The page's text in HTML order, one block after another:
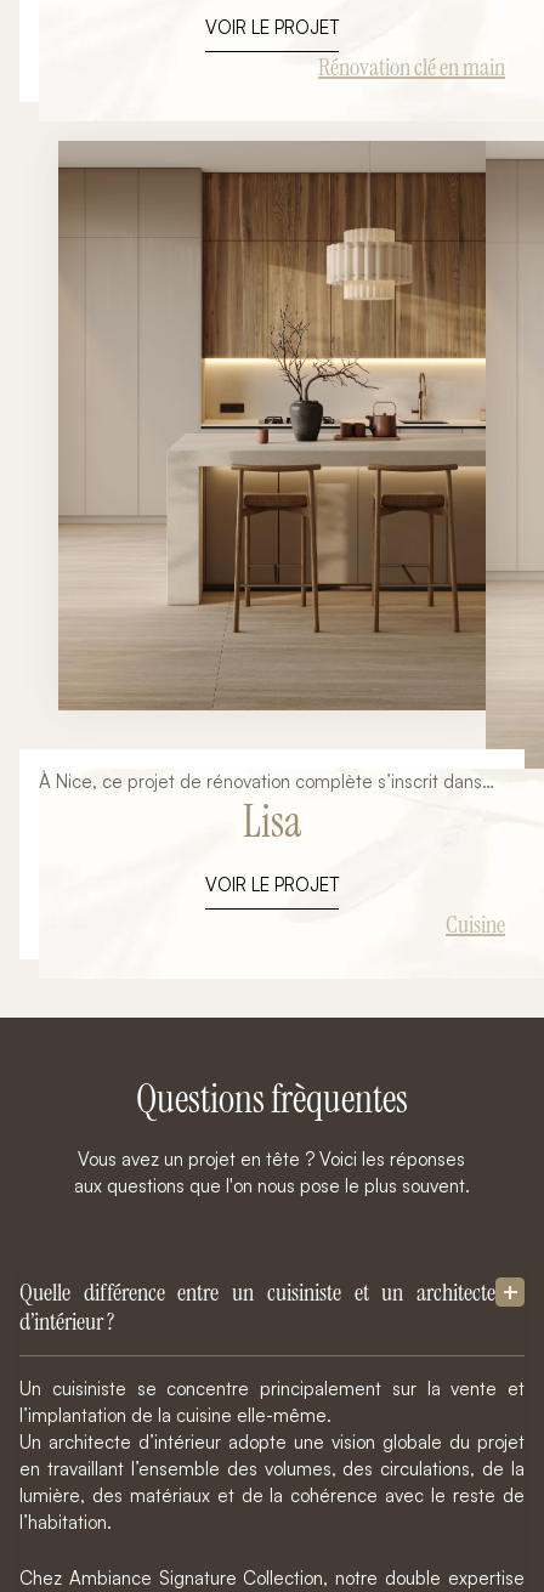
VOIR LE PROJET
Rénovation clé en main
À Nice, ce projet de rénovation complète s’inscrit dans
une volonté de créer un espace de vie à la fois
fonctionnel, chaleureux et résolument contemporain.
aménagement a été entièrement conçu et réalisé par
Ambiance Signature, de la réflexion initiale jusqu’à la
Lisa
VOIR LE PROJET
Cuisine
Questions frèquentes
Vous avez un projet en tête ? Voici les réponses
aux questions que l'on nous pose le plus souvent.
Quelle différence entre un cuisiniste et un architecte
d’intérieur ?
Un cuisiniste se concentre principalement sur la vente et
l’implantation de la cuisine elle-même.
Un architecte d’intérieur adopte une vision globale du projet
en travaillant l’ensemble des volumes, des circulations, de la
lumière, des matériaux et de la cohérence avec le reste de
l’habitation.
Chez Ambiance Signature Collection, notre double expertise